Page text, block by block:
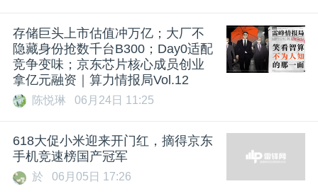
存储巨头上市估值冲万亿；大厂不
隐藏身份抢数千台B300；Day0适配
竞争变味；京东芯片核心成员创业
拿亿元融资｜算力情报局Vol.12
陈悦琳 06月24日 11:25
618大促小米迎来开门红，摘得京东
手机竞速榜国产冠军
於 06月05日 17:26